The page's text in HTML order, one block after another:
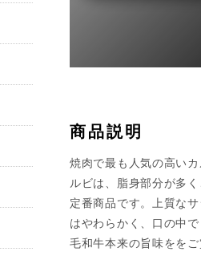
商品説明
焼肉で最も人気の高い
ルビは、脂身部分が多
定番商品です。上質な
はやわらかく、口の中
毛和牛本来の旨味ををご